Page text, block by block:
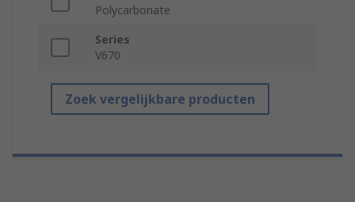
Polycarbonate
Series
V670
Zoek vergelijkbare producten